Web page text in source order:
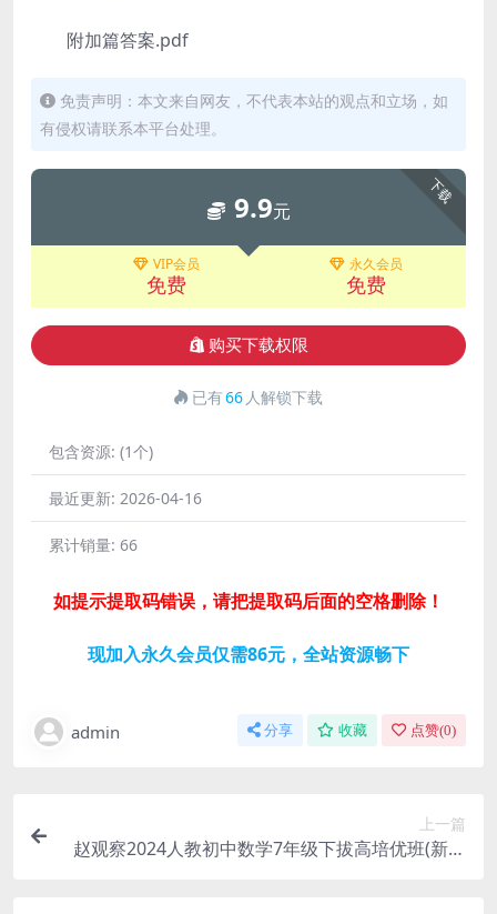
附加篇答案.pdf
免责声明：本文来自网友，不代表本站的观点和立场，如
有侵权请联系本平台处理。
下载
9.9元
VIP会员
免费
永久会员
免费
购买下载权限
已有66 人解锁下载
包含资源: (1个)
最近更新: 2026-04-16
累计销量: 66
如提示提取码错误，请把提取码后面的空格删除！
现加入永久会员仅需86元，全站资源畅下
admin 分享 收藏 点赞(0)
上一篇
赵观察2024人教初中数学7年级下拔高培优班(新课